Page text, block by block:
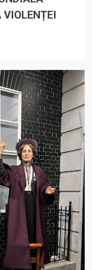
VIOLENȚEI